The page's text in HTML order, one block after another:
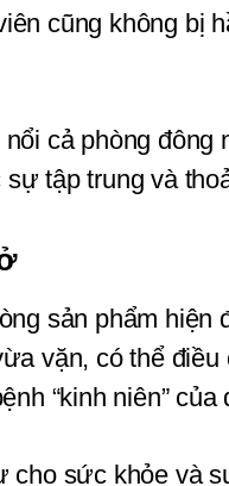
cũng không bị
cả phòng
tập trung và
vặn, có thể điều
“kinh niên” của
sức khỏe và